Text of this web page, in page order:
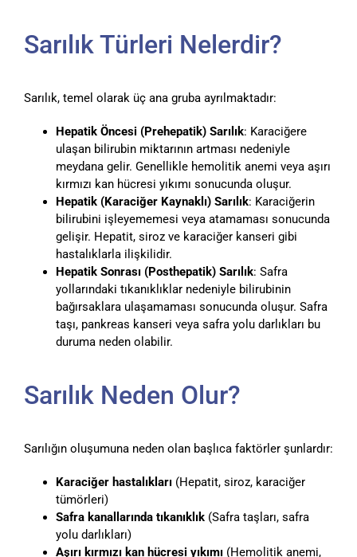
Sarılık Türleri Nelerdir?
Sarılık, temel olarak üç ana gruba ayrılmaktadır:
Hepatik Öncesi (Prehepatik) Sarılık: Karaciğere
ulaşan bilirubin miktarının artması nedeniyle
meydana gelir. Genellikle hemolitik anemi veya aşırı
kırmızı kan hücresi yıkımı sonucunda oluşur.
Hepatik (Karaciğer Kaynaklı) Sarılık: Karaciğerin
bilirubini işleyememesi veya atamaması sonucunda
gelişir. Hepatit, siroz ve karaciğer kanseri gibi
hastalıklarla ilişkilidir.
Hepatik Sonrası (Posthepatik) Sarılık: Safra
yollarındaki tıkanıklıklar nedeniyle bilirubinin
bağırsaklara ulaşamaması sonucunda oluşur. Safra
taşı, pankreas kanseri veya safra yolu darlıkları bu
duruma neden olabilir.
Sarılık Neden Olur?
Sarılığın oluşumuna neden olan başlıca faktörler şunlardır:
Karaciğer hastalıkları (Hepatit, siroz, karaciğer
tümörleri)
Safra kanallarında tıkanıklık (Safra taşları, safra
yolu darlıkları)
Aşırı kırmızı kan hücresi yıkımı (Hemolitik anemi,